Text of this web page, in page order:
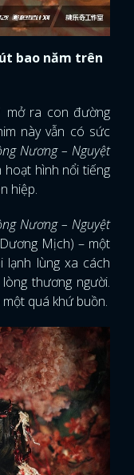
bao năm trên
mở ra con đường
này vẫn có sức
Nương – Nguyệt
hình nổi tiếng
hiệp.
Nương – Nguyệt
Mịch) – một
lạnh lùng xa cách
thương người.
quá khứ buồn.